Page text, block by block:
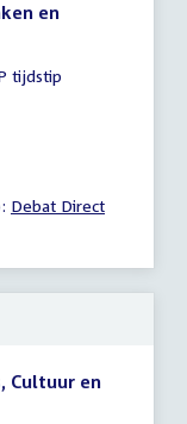
en
tijdstip
External
Debat Direct
Cultuur en